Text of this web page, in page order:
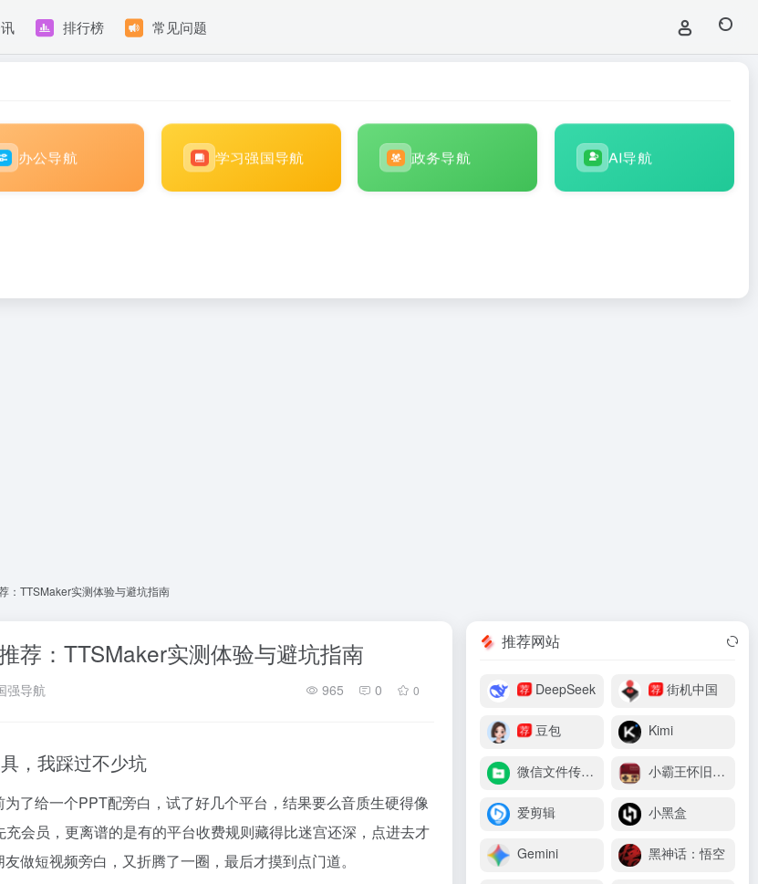
排行榜 常见问题
办公导航 学习强国导航 政务导航 AI导航
：TTSMaker实测体验与避坑指南
荐：TTSMaker实测体验与避坑指南
强导航 965 0 0
，我踩过不少坑
了给一个PPT配旁白，试了好几个平台，结果要么音质生硬得像
会员，更离谱的是有的平台收费规则藏得比迷宫还深，点进去才
做短视频旁白，又折腾了一圈，最后才摸到点门道。
推荐网站
荐 DeepSeek 荐 街机中国
荐 豆包 Kimi
微信文件传输助手 小霸王怀旧游戏机
爱剪辑 小黑盒
Gemini 黑神话：悟空